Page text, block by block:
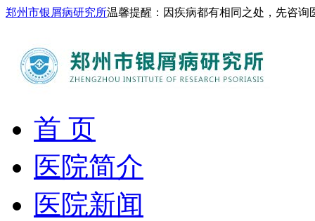
郑州市银屑病研究所温馨提醒：因疾病都有相同之处，先咨
首 页
医院简介
医院新闻